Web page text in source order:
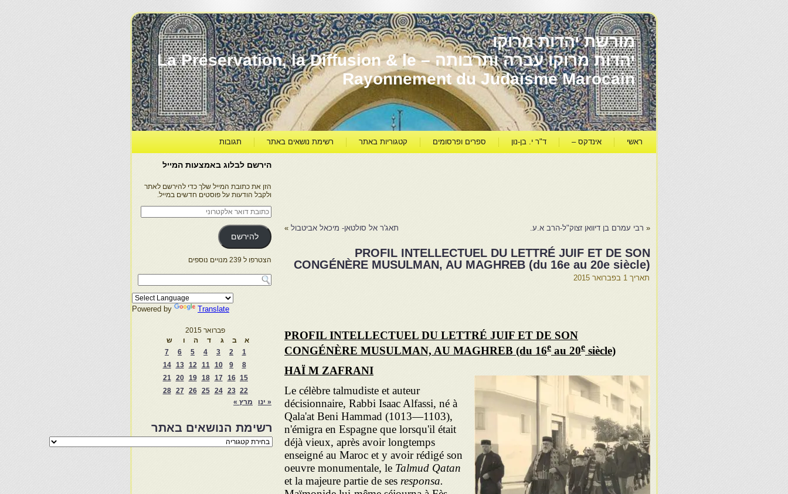
מורשת יהדות מרוקו
יהדות מרוקו עברה ותרבותה – La Préservation, la Diffusion & le
Rayonnement du Judaïsme Marocain
ראשי אינדקס – ד"ר י. בן-נון ספרים ופרסומים קטגוריות באתר רשימת נושאים באתר תגובות
« רבי עמרם בן דיוואן זצוק"ל-הרב א.ע. תאג'ר אל סולטאן- מיכאל אביטבול »
PROFIL INTELLECTUEL DU LETTRÉ JUIF ET DE SON
CONGÉNÈRE MUSULMAN, AU MAGHREB (du 16e au 20e siècle)
תאריך 1 בפברואר 2015
PROFIL INTELLECTUEL DU LETTRÉ JUIF ET DE SON
CONGÉNÈRE MUSULMAN, AU MAGHREB (du 16e au 20e siècle)
HAÏ M ZAFRANI
Le célèbre talmudiste et auteur
décisionnaire, Rabbi Isaac Alfassi, né à
Qala'at Beni Hammad (1013—1103),
n'émigra en Espagne que lorsqu'il était
déjà vieux, après avoir longtemps
enseigné au Maroc et y avoir rédigé son
oeuvre monumentale, le Talmud Qatan
et la majeure partie de ses responsa.
הירשם לבלוג באמצעות המייל
הזן את כתובת המייל שלך כדי להירשם לאתר
ולקבל הודעות על פוסטים חדשים במייל.
כתובת
דואר
אלקטרוני
להירשם
הצטרפו ל 239 מנויים נוספים
Powered by Translate
פברואר 2015
א
ב ג ד ה ו
ש
1
2
3
4
5
6
7
8
9
10
11
12
13
14
15
16
17
18
19
20
21
22
23
24
25
26
27
28
« ינו
מרץ »
רשימת הנושאים באתר
רשימת
הנושאים